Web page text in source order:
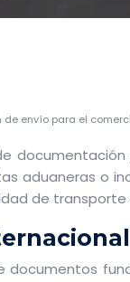
envío para el
aduaneras o
de